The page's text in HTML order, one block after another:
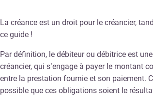
La créance est un droit pour le créancier,
ce guide !
Par définition, le débiteur ou débitrice est
créancier, qui s’engage à payer le montant
entre la prestation fournie et son paiement.
possible que ces obligations soient le